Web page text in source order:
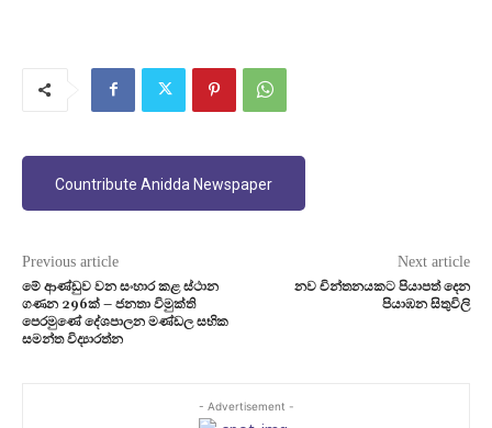
Countribute Anidda Newspaper
Previous article
මේ ආණ්ඩුව වන සංහාර කළ ස්ථාන
ගණන 296ක් – ජනතා විමුක්ති
පෙරමුණේ දේශපාලන මණ්ඩල සභික
සමන්ත විද්‍යාරත්න
Next article
නව චින්තනයකට පියාපත් දෙන
පියාඹන සිතුවිලි
- Advertisement -